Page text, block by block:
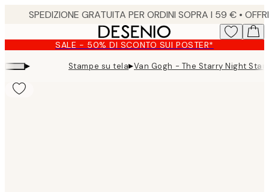
content.
SALE - 50% DI SCONTO SUI POSTER*
▸ Stampe su tela▸Van Gogh - The Starry Night